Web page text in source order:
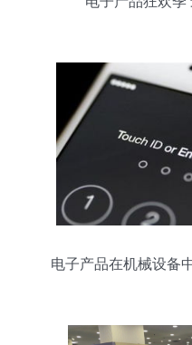
电子产品在机械设备